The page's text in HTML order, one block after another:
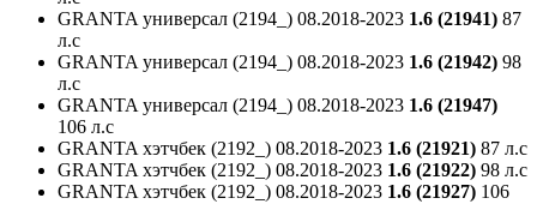
GRANTA универсал (2194_) 08.2018-2023 1.6 (21941) 87
л.с
GRANTA универсал (2194_) 08.2018-2023 1.6 (21942) 98
л.с
GRANTA универсал (2194_) 08.2018-2023 1.6 (21947)
106 л.с
GRANTA хэтчбек (2192_) 08.2018-2023 1.6 (21921) 87 л.с
GRANTA хэтчбек (2192_) 08.2018-2023 1.6 (21922) 98 л.с
GRANTA хэтчбек (2192_) 08.2018-2023 1.6 (21927) 106